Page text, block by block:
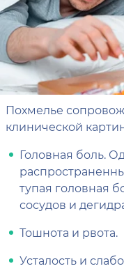
Похмелье
клинической
Головная боль.
тупая головная
сосудов и
Тошнота и рвота.
Усталость и